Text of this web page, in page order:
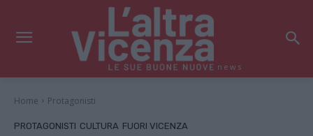
news
Home Protagonisti
PROTAGONISTI CULTURA FUORI VICENZA